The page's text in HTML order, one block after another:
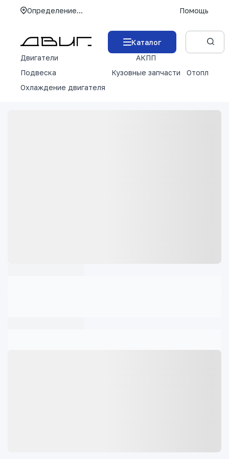
Определение... Помощь
Каталог
Двигатели
АКПП
Подвеска
Кузовные запчасти
Отопление
Охлаждение двигателя